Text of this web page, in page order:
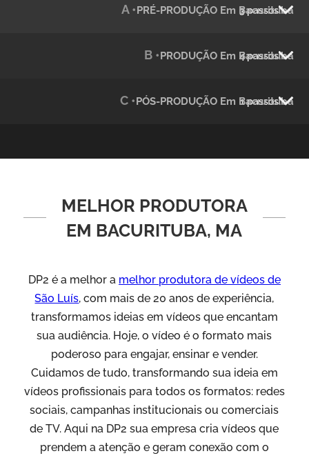
Julândia
Green Process
Vídeos de Produtos e Serviços
A •PRÉ-PRODUÇÃO Em Bacurituba
3 passos
B •PRODUÇÃO Em Bacurituba
4 passos
C •PÓS-PRODUÇÃO Em Bacurituba
1 passos
MELHOR PRODUTORA
EM BACURITUBA, MA
DP2 é a melhor a melhor produtora de vídeos de
São Luís, com mais de 20 anos de experiência,
transformamos ideias em vídeos que encantam
sua audiência. Hoje, o vídeo é o formato mais
poderoso para engajar, ensinar e vender.
Cuidamos de tudo, transformando sua ideia em
vídeos profissionais para todos os formatos: redes
sociais, campanhas institucionais ou comerciais
de TV. Aqui na DP2 sua empresa cria vídeos que
prendem a atenção e geram conexão com o